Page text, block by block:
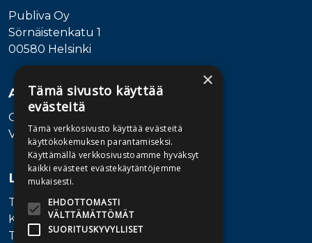
Publiva Oy
Sörnäistenkatu 1
00580 Helsinki
Asiakaspalvelu
Ota yhteyttä
Vaihde: 010 345100
Lisätietoa
Toimitusehdot
Käyttöohjeet
Tietosuojaseloste
×
Tämä sivusto käyttää
evästeitä
Tämä verkkosivusto käyttää evästeitä
käyttökokemuksen parantamiseksi.
Käyttämällä verkkosivustoamme hyväksyt
kaikki evästeet evästekäytäntöjemme
mukaisesti.
EHDOTTOMASTI
VÄLTTÄMÄTTÖMÄT
SUORITUSKYVYLLISET